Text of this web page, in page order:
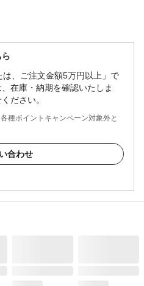
は、ご注文金額5万円以上」で
在庫・納期を確認いたしま
ださい。
種ポイントキャンペーン対象外と
合わせ